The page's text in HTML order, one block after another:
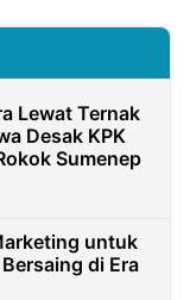
Lewat Ternak
Desak KPK
Sumenep
untuk
di Era